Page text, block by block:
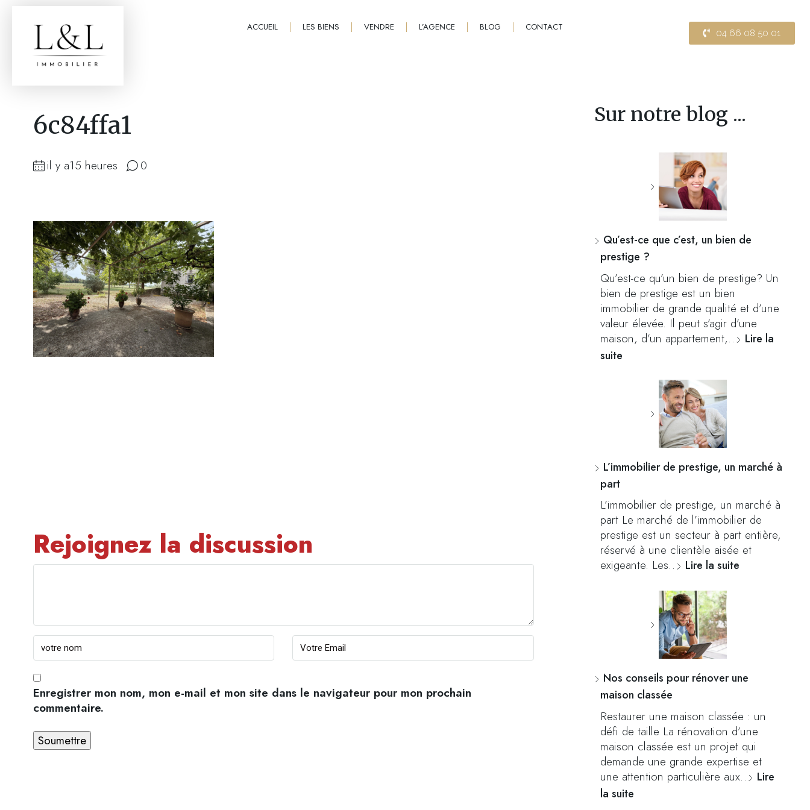
ACCUEIL LES BIENS VENDRE L’AGENCE BLOG CONTACT
04 66 08 50 01
6c84ffa1
il y a15 heures 0
Rejoignez la discussion
Enregistrer mon nom, mon e-mail et mon site dans le navigateur pour mon prochain
commentaire.
Sur notre blog ...
Qu’est-ce que c’est, un bien de
prestige ?
Qu’est-ce qu’un bien de prestige? Un
bien de prestige est un bien
immobilier de grande qualité et d’une
valeur élevée. Il peut s’agir d’une
maison, d’un appartement,… Lire la
suite
L’immobilier de prestige, un marché à
part
L’immobilier de prestige, un marché à
part Le marché de l’immobilier de
prestige est un secteur à part entière,
réservé à une clientèle aisée et
exigeante. Les… Lire la suite
Nos conseils pour rénover une
maison classée
Restaurer une maison classée : un
défi de taille La rénovation d’une
maison classée est un projet qui
demande une grande expertise et
une attention particulière aux… Lire
la suite